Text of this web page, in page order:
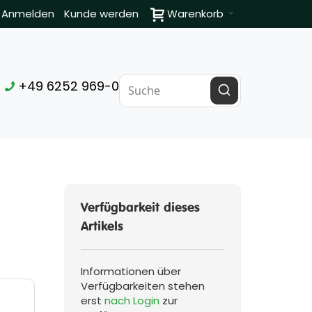
Warenkorb
Kunde werden
Anmelden
+49 6252 969-0
Verfügbarkeit dieses
Artikels
Informationen über
Verfügbarkeiten stehen
erstnach Login zur